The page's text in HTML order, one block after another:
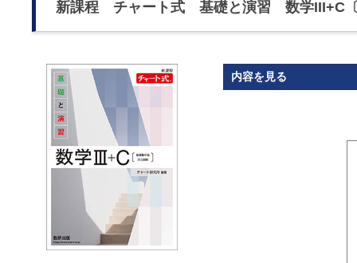
新課程 チャート式 基礎と演習 数学III+C〔
内容を見る